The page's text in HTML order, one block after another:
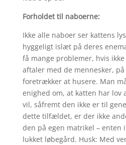
Forholdet til naboerne:
Ikke alle naboer ser kattens
hyggeligt islæt på deres
få mange problemer, hvis
aftaler med de mennesker,
foretrækker at husere. Man
enighed om, at katten har lov
vil, såfremt den ikke er til
dette tilfældet, er der ikke
den på egen matrikel – enten
lukket løbegård. Husk: Med